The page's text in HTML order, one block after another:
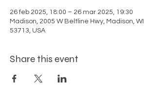
26 feb 2025, 18:00 – 26 mar 2025, 19:30
Madison, 2005 W Beltline Hwy, Madison, WI
53713, USA
Share this event